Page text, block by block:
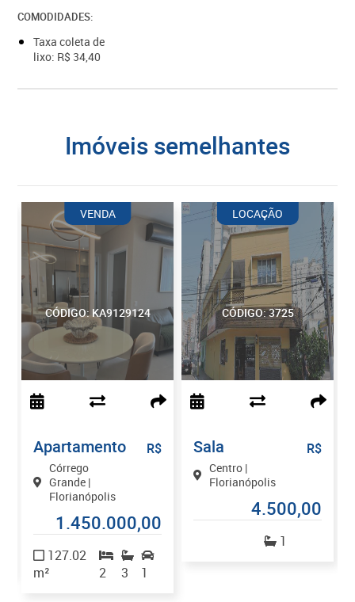
COMODIDADES:
Taxa coleta de
lixo: R$ 34,40
imóveis semelhantes
CÓDIGO: KA9129124
VENDA
Apartamento
Córrego
Grande |
Florianópolis
R$
1.450.000,00
127.02
m²
2 3 1
CÓDIGO: 3725
LOCAÇÃO
Sala
Centro |
Florianópolis
R$
4.500,00
1